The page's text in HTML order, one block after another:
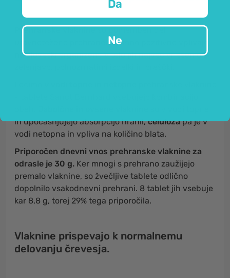
Prehranske vlaknineso pomemben del
uravnotežene prehrane. Izjemno pozitivno vplivajo
na človeški organizem. V telo jih največ vnesemo z
in upočasnjujejo absorpcijo hranil,celulozapa je v
vodi netopna in vpliva na količino blata.
Priporočen dnevni vnos prehranske vlaknine za
odrasle je 30 g. Ker mnogi s prehrano zaužijejo
premalo vlaknine, so žvečljive tablete odlično
dopolnilo vsakodnevni prehrani. 8 tablet jih vsebuje
kar 8,8 g, torej 29% tega priporočila.
Vlaknine prispevajo k normalnemu
delovanju črevesja.
Da
Ne